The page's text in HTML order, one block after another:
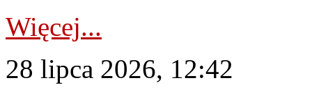
Więcej...
28 lipca 2026, 12:42